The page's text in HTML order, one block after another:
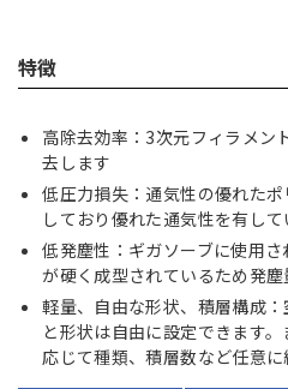
特徴
高除去効率：3次元フィラメン
去します
低圧力損失：通気性の優れた
しており優れた通気性を有して
低発塵性：ギガソーブに使用
が硬く成型されているため発
軽量、自由な形状、積層構成
と形状は自由に設定できます
応じて種類、積層数など任意